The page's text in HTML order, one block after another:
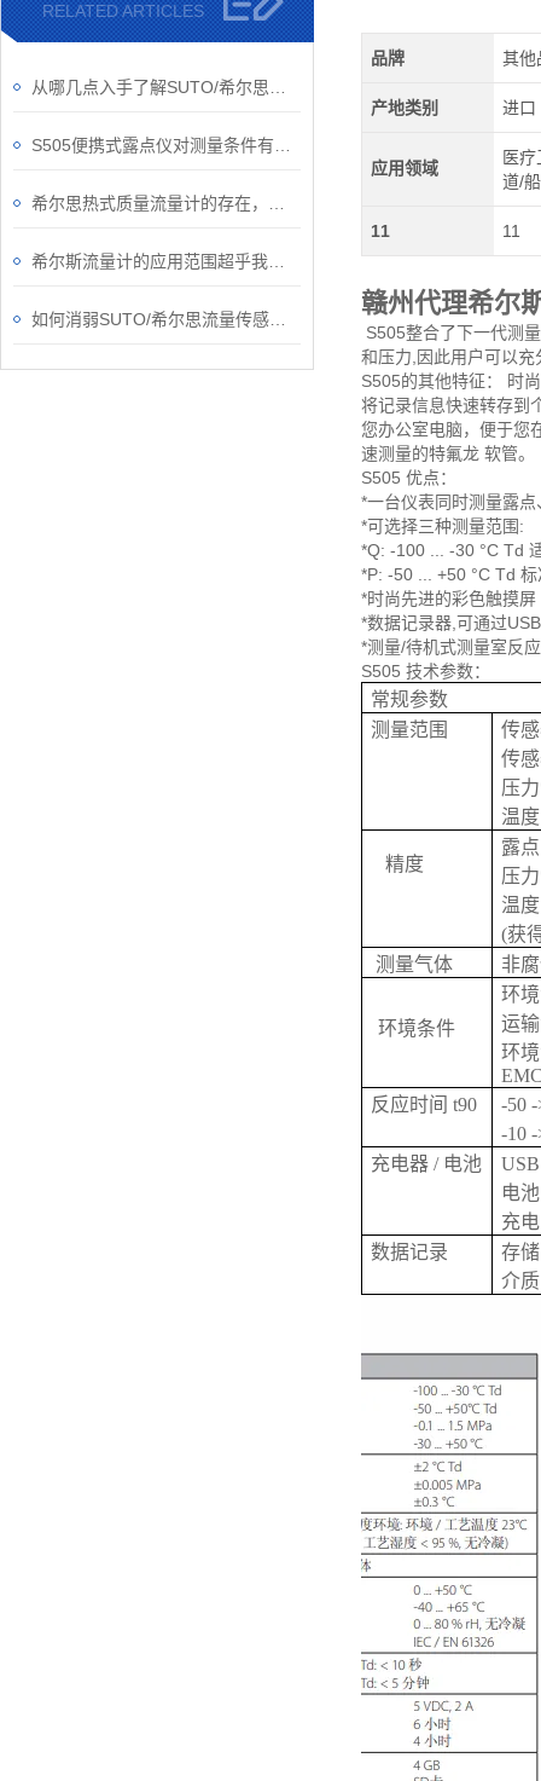
RELATED ARTICLES
品牌 其他
产地类别 进口
应用领域
医
道/
11 11
赣州代理希尔
S505整合了下一代测
和压力,因此用户可以
S505的其他特征： 时
将记录信息快速转存到
您办公室电脑，便于您
速测量的特氟龙 软管。
S505 优点：
*一台仪表同时测量露
*可选择三种测量范围:
*Q: -100 ... -30 °C Td
*P: -50 ... +50 °C Td
*时尚先进的彩色触摸屏
*数据记录器,可通过
*测量/待机式测量室反
S505 技术参数：
常规参数
测量范围
传
传
压
温
精度
露
压
温
(获
测量气体
非
环境条件
环
运
环
反应时间 t90
-50
-10
充电器 / 电池
电
充
数据记录
存
介